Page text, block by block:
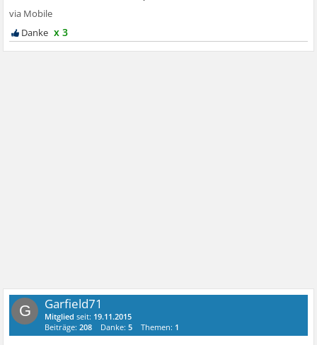
x 3
G Garfield71
Mitglied seit: 19.11.2015
Beiträge:208 Danke:5 Themen: 1